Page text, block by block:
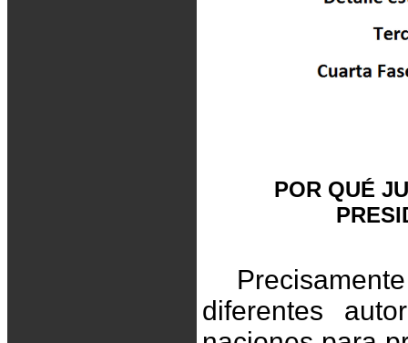
POR QUÉ
diferentes